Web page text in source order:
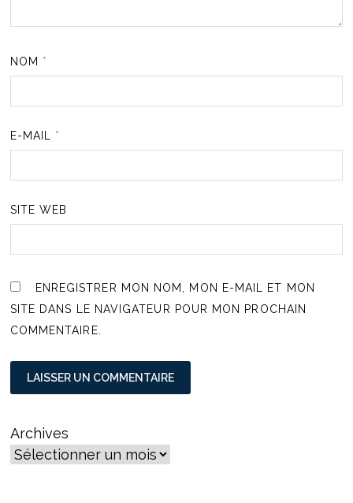
NOM *
E-MAIL *
SITE WEB
ENREGISTRER MON NOM, MON E-MAIL ET MON
SITE DANS LE NAVIGATEUR POUR MON PROCHAIN
COMMENTAIRE.
Archives